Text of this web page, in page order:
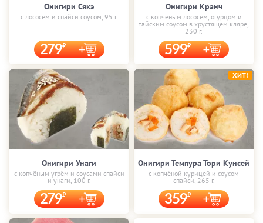
Онигири Сякэ
с лососем и спайси соусом, 95 г.
279
Онигири Кранч
с копчёным лососем, огурцом и
тайским соусом в хрустящем кляре,
230 г.
599
Онигири Унаги
с копчёным угрём и соусами спайси
и унаги, 100 г.
279
Онигири Темпура Тори Кунсей
с копчёной курицей и соусом
спайси, 265 г.
359
ХИТ!